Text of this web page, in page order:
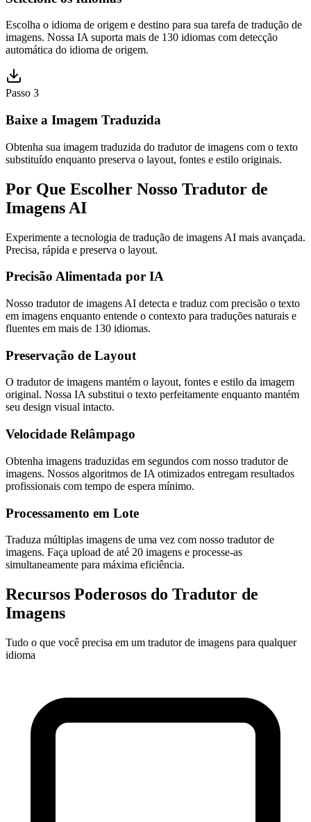
Escolha o idioma de origem e destino para sua tarefa de tradução de
imagens. Nossa IA suporta mais de 130 idiomas com detecção
automática do idioma de origem.
Passo 3
Baixe a Imagem Traduzida
Obtenha sua imagem traduzida do tradutor de imagens com o texto
substituído enquanto preserva o layout, fontes e estilo originais.
Por Que Escolher Nosso Tradutor de
Imagens AI
Experimente a tecnologia de tradução de imagens AI mais avançada.
Precisa, rápida e preserva o layout.
Precisão Alimentada por IA
Nosso tradutor de imagens AI detecta e traduz com precisão o texto
em imagens enquanto entende o contexto para traduções naturais e
fluentes em mais de 130 idiomas.
Preservação de Layout
O tradutor de imagens mantém o layout, fontes e estilo da imagem
original. Nossa IA substitui o texto perfeitamente enquanto mantém
seu design visual intacto.
Velocidade Relâmpago
Obtenha imagens traduzidas em segundos com nosso tradutor de
imagens. Nossos algoritmos de IA otimizados entregam resultados
profissionais com tempo de espera mínimo.
Processamento em Lote
Traduza múltiplas imagens de uma vez com nosso tradutor de
imagens. Faça upload de até 20 imagens e processe-as
simultaneamente para máxima eficiência.
Recursos Poderosos do Tradutor de
Imagens
Tudo o que você precisa em um tradutor de imagens para qualquer
idioma